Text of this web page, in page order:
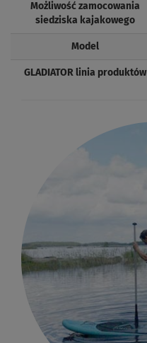
Możliwość zamocowania
siedziska kajakowego
Model
GLADIATOR linia produktów